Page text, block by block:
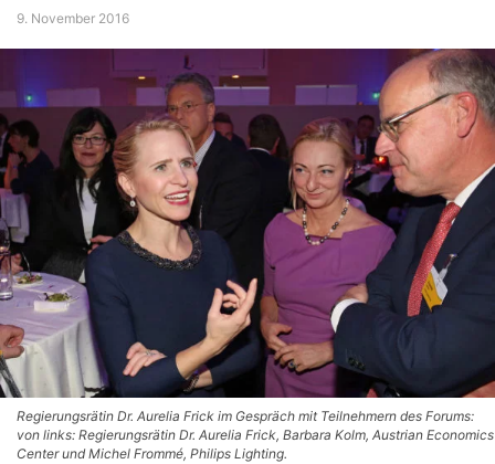
9. November 2016
Regierungsrätin Dr. Aurelia Frick im Gespräch mit Teilnehmern des Forums:
von links: Regierungsrätin Dr. Aurelia Frick, Barbara Kolm, Austrian Economics
Center und Michel Frommé, Philips Lighting.